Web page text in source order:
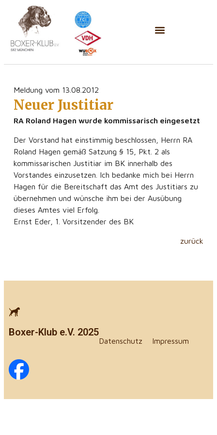
zurück
Meldung vom 13.08.2012
Neuer Justitiar
RA Roland Hagen wurde kommissarisch eingesetzt
Der Vorstand hat einstimmig beschlossen, Herrn RA
Roland Hagen gemäß Satzung § 15, Pkt. 2 als
kommissarischen Justitiar im BK innerhalb des
Vorstandes einzusetzen. Ich bedanke mich bei Herrn
Hagen für die Bereitschaft das Amt des Justitiars zu
übernehmen und wünsche ihm bei der Ausübung
dieses Amtes viel Erfolg.
Ernst Eder, 1. Vorsitzender des BK
Boxer-Klub e.V. 2025
Datenschutz Impressum